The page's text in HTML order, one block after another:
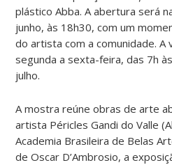
plástico Abba. A abertura será
junho, às 18h30, com um
do artista com a comunidade. A
segunda a sexta-feira, das 7h
julho.
A mostra reúne obras de arte
artista Péricles Gandi do Valle
Academia Brasileira de Belas
de Oscar D’Ambrosio, a